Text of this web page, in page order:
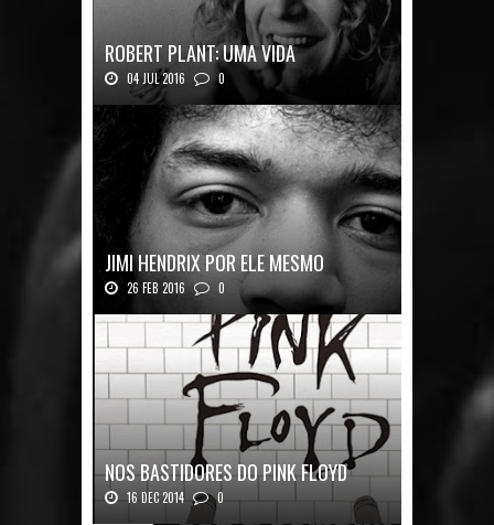
ROBERT PLANT: UMA VIDA
04 JUL 2016 0
Robert Plant, o vocalista do Led Zeppeli...
JIMI HENDRIX POR ELE MESMO
26 FEB 2016 0
Texto histórico expõe a mente do mestre J...
NOS BASTIDORES DO PINK FLOYD
16 DEC 2014 0
Nos Bastidores do Pink Floyd Autor: Mark B...